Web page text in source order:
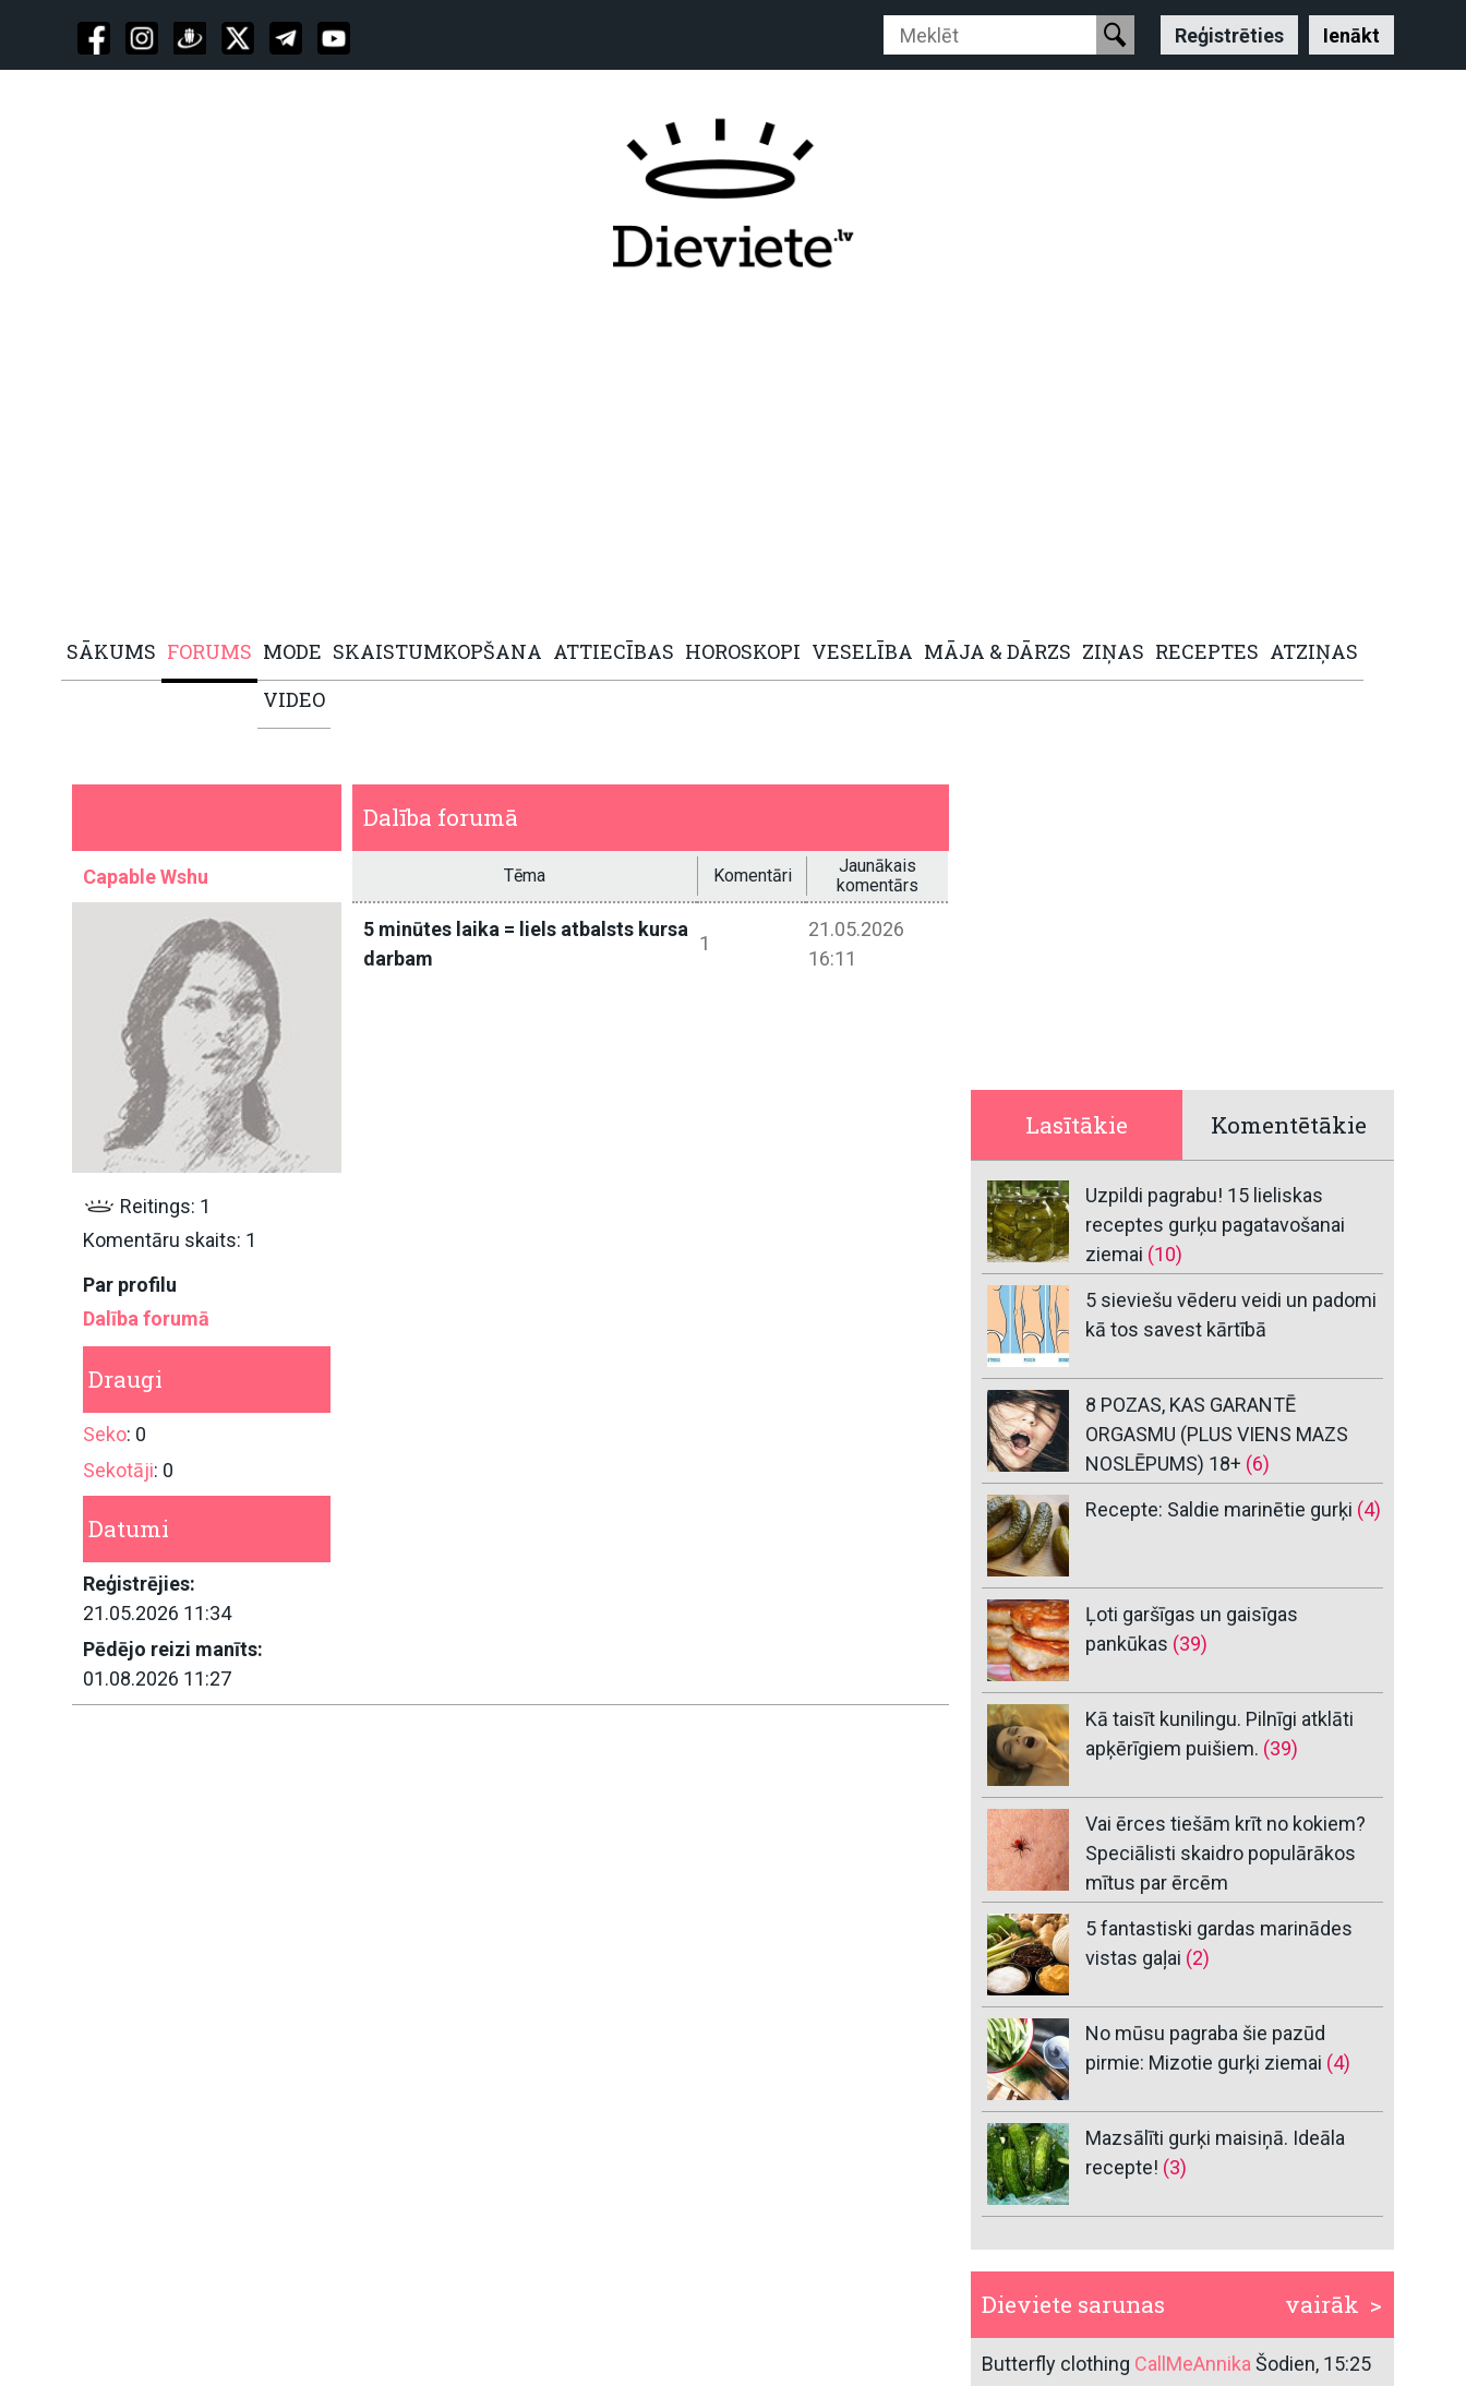
Reģistrēties Ienākt
SĀKUMS FORUMS MODE SKAISTUMKOPŠANA ATTIECĪBAS HOROSKOPI VESELĪBA MĀJA & DĀRZS ZIŅAS RECEPTES ATZIŅAS
VIDEO
Capable Wshu
Reitings: 1
Komentāru skaits: 1
Par profilu
Dalība forumā
Draugi
Seko: 0
Sekotāji: 0
Datumi
Reģistrējies:
21.05.2026 11:34
Pēdējo reizi manīts:
01.08.2026 11:27
Dalība forumā
Tēma Komentāri
Jaunākais
komentārs
5 minūtes laika = liels atbalsts kursa
darbam
1
21.05.2026
16:11
Lasītākie Komentētākie
Uzpildi pagrabu! 15 lieliskas
receptes gurķu pagatavošanai
ziemai (10)
5 sieviešu vēderu veidi un padomi
kā tos savest kārtībā
8 POZAS, KAS GARANTĒ
ORGASMU (PLUS VIENS MAZS
NOSLĒPUMS) 18+ (6)
Recepte: Saldie marinētie gurķi (4)
Ļoti garšīgas un gaisīgas
pankūkas (39)
Kā taisīt kunilingu. Pilnīgi atklāti
apķērīgiem puišiem. (39)
Vai ērces tiešām krīt no kokiem?
Speciālisti skaidro populārākos
mītus par ērcēm
5 fantastiski gardas marinādes
vistas gaļai (2)
No mūsu pagraba šie pazūd
pirmie: Mizotie gurķi ziemai (4)
Mazsālīti gurķi maisiņā. Ideāla
recepte! (3)
vairāk >
Dieviete sarunas
Butterfly clothing CallMeAnnikaŠodien, 15:25